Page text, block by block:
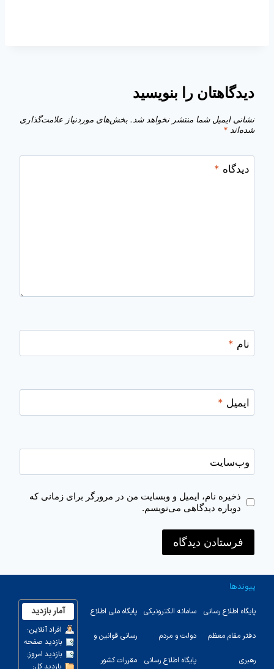
دیدگاهتان را بنویسید
نشانی ایمیل شما منتشر نخواهد شد. بخش‌های موردنیاز علامت‌گذاری
شده‌اند *
دیدگاه *
نام *
ایمیل *
وب‌سایت
ذخیره نام، ایمیل و وبسایت من در مرورگر برای زمانی که
دوباره دیدگاهی می‌نویسم.
پیوندها
پایگاه اطلاع رسانی
دفتر مقام معظم
رهبری
سامانه الکترونیکی
دولت و مردم
پایگاه اطلاع رسانی
پایگاه ملی اطلاع
رسانی قوانین و
مقررات کشور